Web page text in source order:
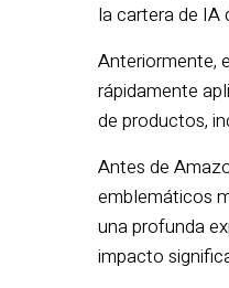
la cartera de IA
Anteriormente,
rápidamente
de productos,
Antes de
emblemáticos
una profunda
impacto